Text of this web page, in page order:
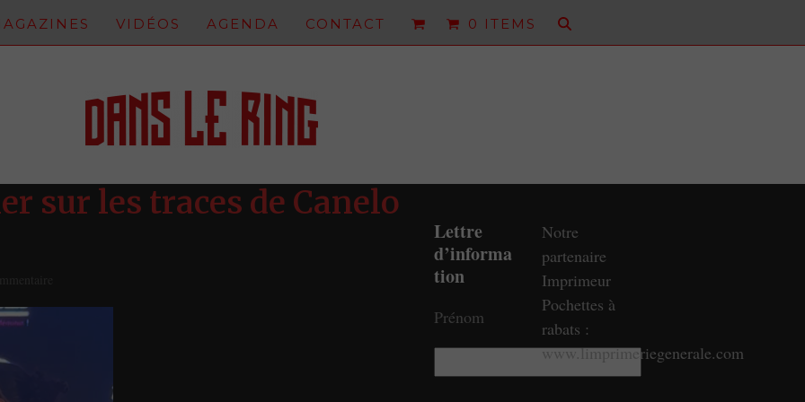
VIDÉOS AGENDA CONTACT 0 ITEMS
sur les traces de Canelo
Lettre
d’informa
tion
Prénom
Notre
partenaire
Imprimeur
Pochettes à
rabats :
www.limprimeriegenerale.com